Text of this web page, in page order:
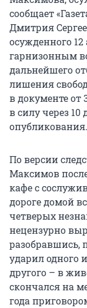
сообщает
Дмитрия
осужденного
гарнизонным
дальнейшего
лишения
в документе от
в силу через
опубликования.
По версии
Максимов
кафе с
дороге домой
четверых
нецензурно
разобравшись,
ударил одного
другого – в
скончался на
года